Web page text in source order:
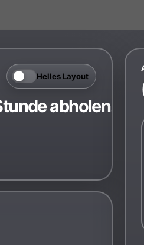
Helles Layout
abholen.